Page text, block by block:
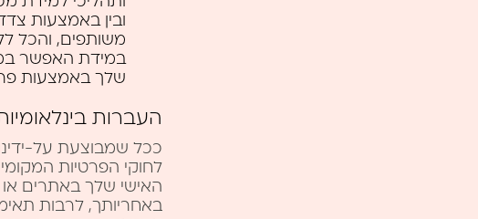
ובין באמצעות
משותפים, והכל
במידת האפשר
שלך באמצעות
העברות
ככל שמבוצעת על-
לחוקי הפרטיות
האישי שלך באתרים או
באחריותך, לרבות